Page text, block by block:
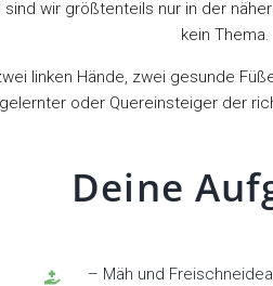
wir größtenteils nur in der
kein Thema.
linken Hände, zwei gesunde
oder Quereinsteiger der
Deine
– Mäh und